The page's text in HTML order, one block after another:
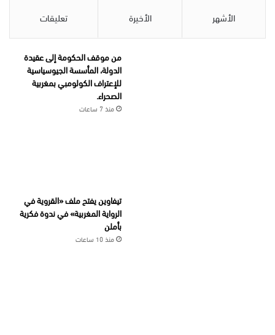
الأشهر الأخيرة تعليقات
من موقف الحكومة إلى عقيدة
الدولة، المأسسة الجيوسياسية
للإعتراف الكولومبي بمغربية
الصحراء.
منذ 7 ساعات
تيفاوين يفتح ملف «القروية في
الرواية المغربية» في ندوة فكرية
بأملن
منذ 10 ساعات